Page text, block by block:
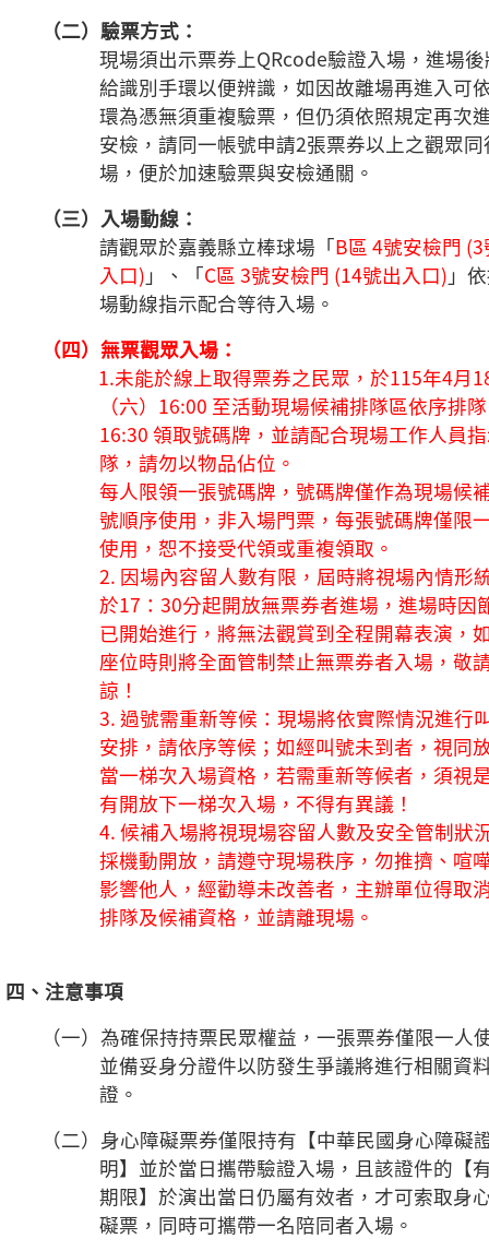
（二）驗票方式：
現場須出示票券上QRcode驗證入場，進場
給識別手環以便辨識，如因故離場再進入可
環為憑無須重複驗票，但仍須依照規定再次
安檢，請同一帳號申請2張票券以上之觀眾
場，便於加速驗票與安檢通關。
（三）入場動線：
請觀眾於嘉義縣立棒球場「B區 4號安檢門
入口) 」、「C區 3號安檢門 (14號出入口) 」
場動線指示配合等待入場。
（四）無票觀眾入場：
1.未能於線上取得票券之民眾，於115年4月
（六）16:00 至活動現場候補排隊區依序排
16:30 領取號碼牌，並請配合現場工作人員
隊，請勿以物品佔位。
每人限領一張號碼牌，號碼牌僅作為現場候
號順序使用，非入場門票，每張號碼牌僅限
使用，恕不接受代領或重複領取。
2. 因場內容留人數有限，屆時將視場內情形
於17：30分起開放無票券者進場，進場時因
已開始進行，將無法觀賞到全程開幕表演，
座位時則將全面管制禁止無票券者入場，敬
諒！
3. 過號需重新等候：現場將依實際情況進行
安排，請依序等候；如經叫號未到者，視同
當一梯次入場資格，若需重新等候者，須視
有開放下一梯次入場，不得有異議 ！
4. 候補入場將視現場容留人數及安全管制狀
採機動開放，請遵守現場秩序，勿推擠、喧
影響他人，經勸導未改善者，主辦單位得取
排隊及候補資格，並請離現場。
四、注意事項
（一）為確保持持票民眾權益，一張票券僅限一人
並備妥身分證件以防發生爭議將進行相關資
證。
（二）身心障礙票券僅限持有【中華民國身心障礙
明】並於當日攜帶驗證入場，且該證件的【
期限】於演出當日仍屬有效者，才可索取身
礙票，同時可攜帶一名陪同者入場。